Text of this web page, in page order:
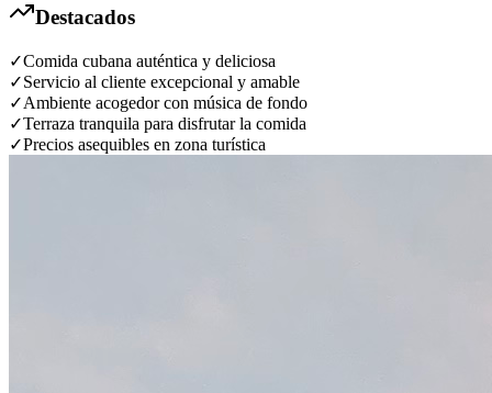
Destacados
✓Comida cubana auténtica y deliciosa
✓Servicio al cliente excepcional y amable
✓Ambiente acogedor con música de fondo
✓Terraza tranquila para disfrutar la comida
✓Precios asequibles en zona turística